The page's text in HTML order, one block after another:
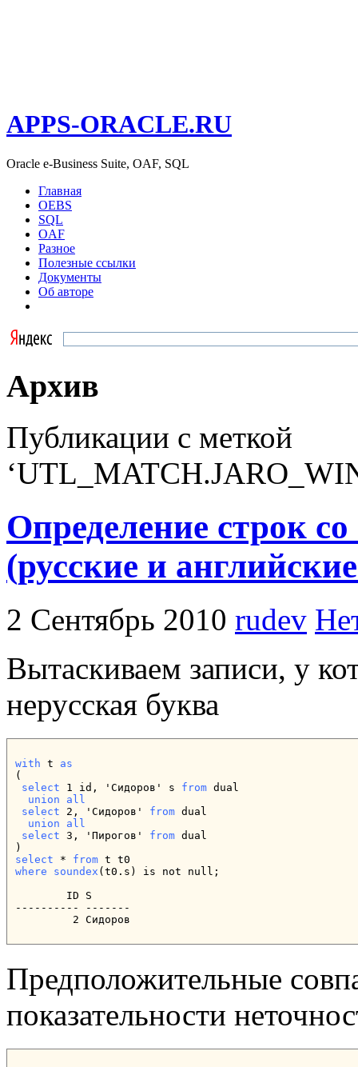
APPS-ORACLE.RU
Oracle e-Business Suite, OAF, SQL
Главная
OEBS
SQL
OAF
Разное
Полезные ссылки
Документы
Об авторе
Архив
Публикации с меткой
Определение строк
(русские и
2 Сентябрь 2010 rudev
Вытаскиваем записи, у
нерусская буква
with t as
(
select 1 id, 'Сидоров' s from
  union all
select 2, 'Cидoров' from
  union all
select 3, 'Пирогов' from dual
select * from
where
soundex (t0.s) is not null;
        ID S
---------- -------
         2 Cидoров
Предположительные
показательности